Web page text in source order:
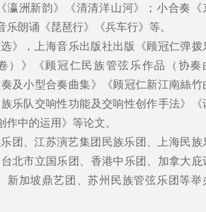
瀛洲新韵》《清清洋山河》；小合奏《
朗诵《琵琶行》《兵车行》等。
》，上海音乐出版社出版《顾冠仁弹拨
）》《顾冠仁民族管弦乐作品（协奏
及小型合奏曲集》《顾冠仁新江南絲竹
乐队交响性功能及交响性创作手法》《
中的运用》等论文。
团、江苏演艺集团民族乐团、上海民族
北市立国乐团、香港中乐团、加拿大庇
新加坡鼎艺团、苏州民族管弦乐团等举